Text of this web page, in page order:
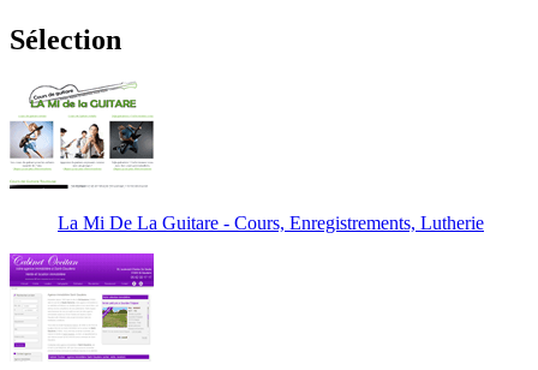
Sélection
La Mi De La Guitare - Cours, Enregistrements, Lutherie